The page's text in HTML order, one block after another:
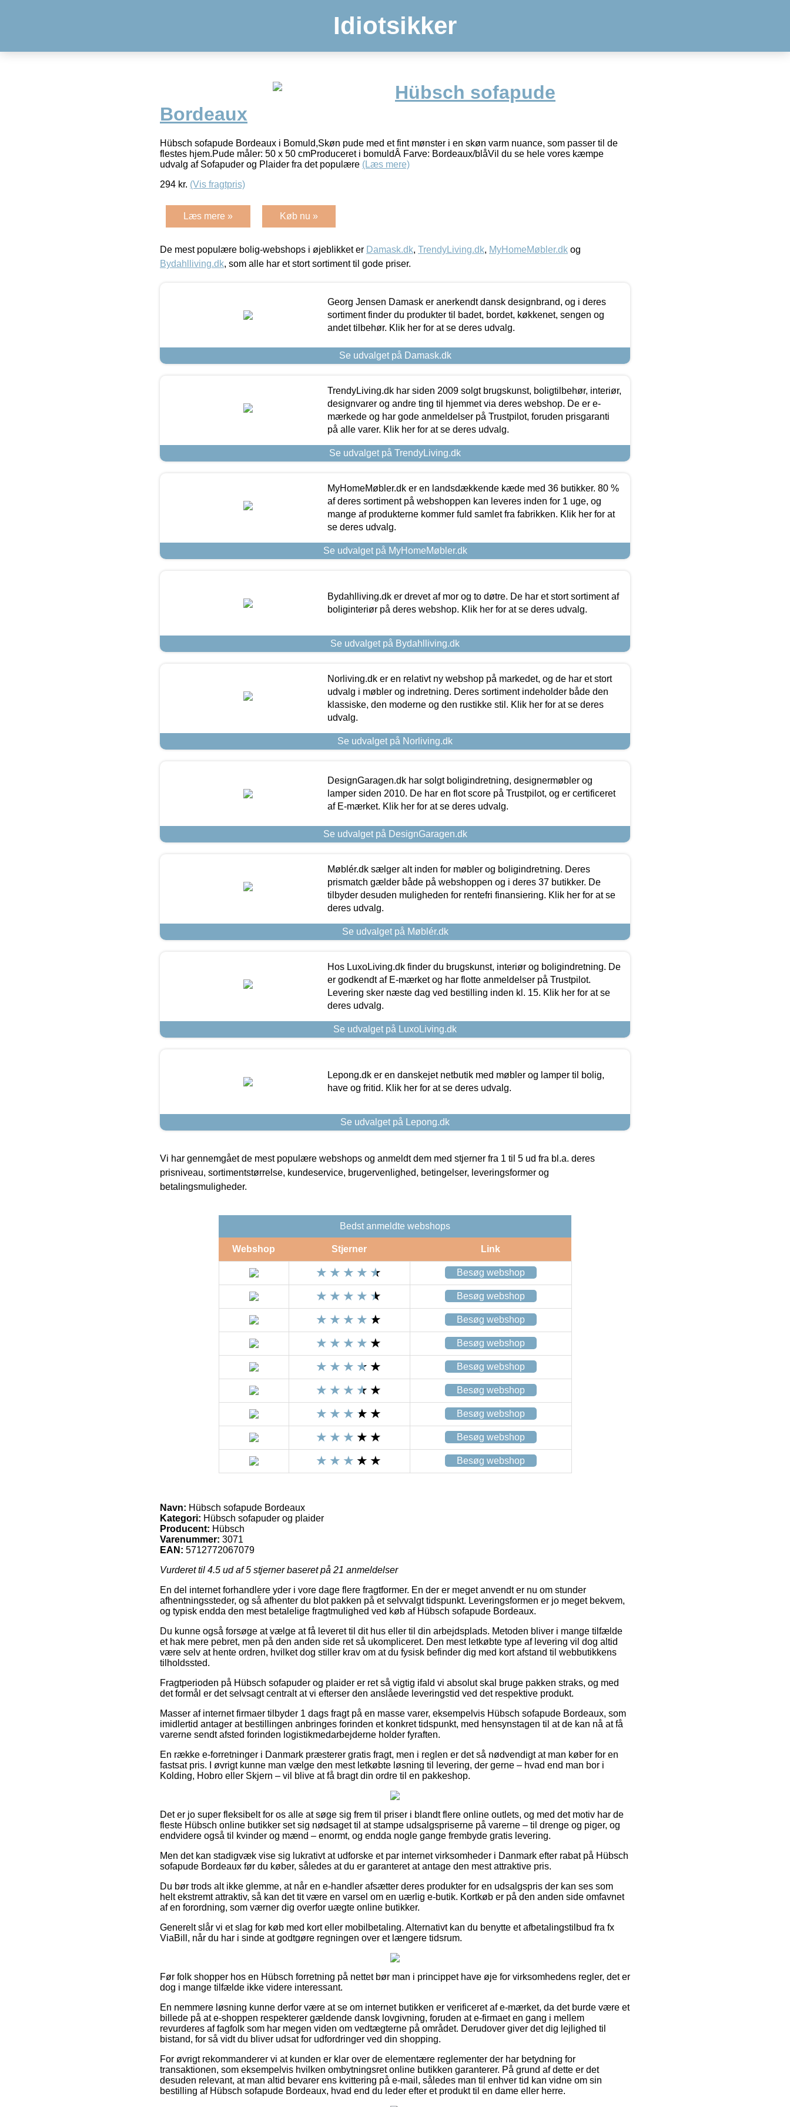
Idiotsikker
Hübsch sofapude
Bordeaux
Hübsch sofapude Bordeaux i Bomuld,Skøn pude med et fint mønster i en skøn varm nuance, som passer til de
flestes hjem.Pude måler: 50 x 50 cmProduceret i bomuldÂ Farve: Bordeaux/blåVil du se hele vores kæmpe
udvalg af Sofapuder og Plaider fra det populære (Læs mere)
294 kr. (Vis fragtpris)
Læs mere » Køb nu »
De mest populære bolig-webshops i øjeblikket er Damask.dk, TrendyLiving.dk, MyHomeMøbler.dk og
Bydahlliving.dk, som alle har et stort sortiment til gode priser.
Georg Jensen Damask er anerkendt dansk designbrand, og i deres
sortiment finder du produkter til badet, bordet, køkkenet, sengen og
andet tilbehør. Klik her for at se deres udvalg.
Se udvalget på Damask.dk
TrendyLiving.dk har siden 2009 solgt brugskunst, boligtilbehør, interiør,
designvarer og andre ting til hjemmet via deres webshop. De er e-
mærkede og har gode anmeldelser på Trustpilot, foruden prisgaranti
på alle varer. Klik her for at se deres udvalg.
Se udvalget på TrendyLiving.dk
MyHomeMøbler.dk er en landsdækkende kæde med 36 butikker. 80 %
af deres sortiment på webshoppen kan leveres inden for 1 uge, og
mange af produkterne kommer fuld samlet fra fabrikken. Klik her for at
se deres udvalg.
Se udvalget på MyHomeMøbler.dk
Bydahlliving.dk er drevet af mor og to døtre. De har et stort sortiment af
boliginteriør på deres webshop. Klik her for at se deres udvalg.
Se udvalget på Bydahlliving.dk
Norliving.dk er en relativt ny webshop på markedet, og de har et stort
udvalg i møbler og indretning. Deres sortiment indeholder både den
klassiske, den moderne og den rustikke stil. Klik her for at se deres
udvalg.
Se udvalget på Norliving.dk
DesignGaragen.dk har solgt boligindretning, designermøbler og
lamper siden 2010. De har en flot score på Trustpilot, og er certificeret
af E-mærket. Klik her for at se deres udvalg.
Se udvalget på DesignGaragen.dk
Møblér.dk sælger alt inden for møbler og boligindretning. Deres
prismatch gælder både på webshoppen og i deres 37 butikker. De
tilbyder desuden muligheden for rentefri finansiering. Klik her for at se
deres udvalg.
Se udvalget på Møblér.dk
Hos LuxoLiving.dk finder du brugskunst, interiør og boligindretning. De
er godkendt af E-mærket og har flotte anmeldelser på Trustpilot.
Levering sker næste dag ved bestilling inden kl. 15. Klik her for at se
deres udvalg.
Se udvalget på LuxoLiving.dk
Lepong.dk er en danskejet netbutik med møbler og lamper til bolig,
have og fritid. Klik her for at se deres udvalg.
Se udvalget på Lepong.dk
Vi har gennemgået de mest populære webshops og anmeldt dem med stjerner fra 1 til 5 ud fra bl.a. deres
prisniveau, sortimentstørrelse, kundeservice, brugervenlighed, betingelser, leveringsformer og
betalingsmuligheder.
Bedst anmeldte webshops
Webshop Stjerner Link
Besøg webshop
Besøg webshop
Besøg webshop
Besøg webshop
Besøg webshop
Besøg webshop
Besøg webshop
Besøg webshop
Besøg webshop
Navn: Hübsch sofapude Bordeaux
Kategori: Hübsch sofapuder og plaider
Producent: Hübsch
Varenummer: 3071
EAN: 5712772067079
Vurderet til 4.5 ud af 5 stjerner baseret på 21 anmeldelser
En del internet forhandlere yder i vore dage flere fragtformer. En der er meget anvendt er nu om stunder
afhentningssteder, og så afhenter du blot pakken på et selvvalgt tidspunkt. Leveringsformen er jo meget bekvem,
og typisk endda den mest betalelige fragtmulighed ved køb af Hübsch sofapude Bordeaux.
Du kunne også forsøge at vælge at få leveret til dit hus eller til din arbejdsplads. Metoden bliver i mange tilfælde
et hak mere pebret, men på den anden side ret så ukompliceret. Den mest letkøbte type af levering vil dog altid
være selv at hente ordren, hvilket dog stiller krav om at du fysisk befinder dig med kort afstand til webbutikkens
tilholdssted.
Fragtperioden på Hübsch sofapuder og plaider er ret så vigtig ifald vi absolut skal bruge pakken straks, og med
det formål er det selvsagt centralt at vi efterser den anslåede leveringstid ved det respektive produkt.
Masser af internet firmaer tilbyder 1 dags fragt på en masse varer, eksempelvis Hübsch sofapude Bordeaux, som
imidlertid antager at bestillingen anbringes forinden et konkret tidspunkt, med hensynstagen til at de kan nå at få
varerne sendt afsted forinden logistikmedarbejderne holder fyraften.
En række e-forretninger i Danmark præsterer gratis fragt, men i reglen er det så nødvendigt at man køber for en
fastsat pris. I øvrigt kunne man vælge den mest letkøbte løsning til levering, der gerne – hvad end man bor i
Kolding, Hobro eller Skjern – vil blive at få bragt din ordre til en pakkeshop.
Det er jo super fleksibelt for os alle at søge sig frem til priser i blandt flere online outlets, og med det motiv har de
fleste Hübsch online butikker set sig nødsaget til at stampe udsalgspriserne på varerne – til drenge og piger, og
endvidere også til kvinder og mænd – enormt, og endda nogle gange frembyde gratis levering.
Men det kan stadigvæk vise sig lukrativt at udforske et par internet virksomheder i Danmark efter rabat på Hübsch
sofapude Bordeaux før du køber, således at du er garanteret at antage den mest attraktive pris.
Du bør trods alt ikke glemme, at når en e-handler afsætter deres produkter for en udsalgspris der kan ses som
helt ekstremt attraktiv, så kan det tit være en varsel om en uærlig e-butik. Kortkøb er på den anden side omfavnet
af en forordning, som værner dig overfor uægte online butikker.
Generelt slår vi et slag for køb med kort eller mobilbetaling. Alternativt kan du benytte et afbetalingstilbud fra fx
ViaBill, når du har i sinde at godtgøre regningen over et længere tidsrum.
Før folk shopper hos en Hübsch forretning på nettet bør man i princippet have øje for virksomhedens regler, det er
dog i mange tilfælde ikke videre interessant.
En nemmere løsning kunne derfor være at se om internet butikken er verificeret af e-mærket, da det burde være et
billede på at e-shoppen respekterer gældende dansk lovgivning, foruden at e-firmaet en gang i mellem
revurderes af fagfolk som har megen viden om vedtægterne på området. Derudover giver det dig lejlighed til
bistand, for så vidt du bliver udsat for udfordringer ved din shopping.
For øvrigt rekommanderer vi at kunden er klar over de elementære reglementer der har betydning for
transaktionen, som eksempelvis hvilken ombytningsret online butikken garanterer. På grund af dette er det
desuden relevant, at man altid bevarer ens kvittering på e-mail, således man til enhver tid kan vidne om sin
bestilling af Hübsch sofapude Bordeaux, hvad end du leder efter et produkt til en dame eller herre.